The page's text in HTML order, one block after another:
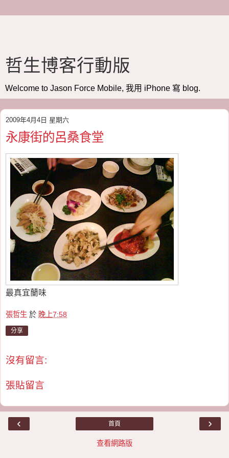
哲生博客行動版
Welcome to Jason Force Mobile, 我用 iPhone 寫 blog.
2009年4月4日 星期六
永康街的呂桑食堂
最真宜蘭味
張哲生 於 晚上7:58
分享
沒有留言:
張貼留言
‹ ›
首頁
查看網路版